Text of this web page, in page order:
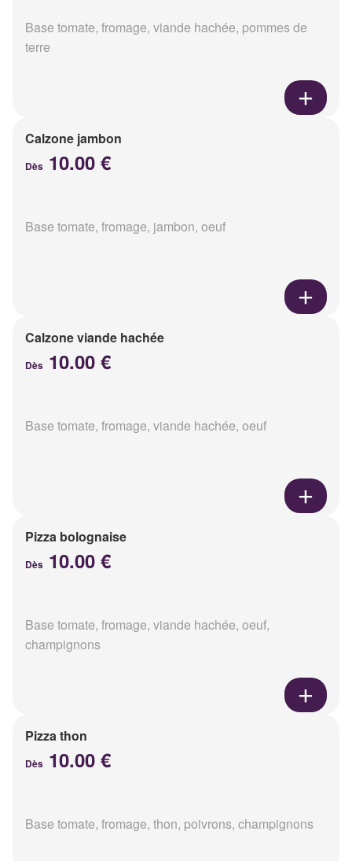
Base tomate, fromage, viande hachée, pommes de
terre
Calzone jambon
Dès 10.00 €
Base tomate, fromage, jambon, oeuf
Calzone viande hachée
Dès 10.00 €
Base tomate, fromage, viande hachée, oeuf
Pizza bolognaise
Dès 10.00 €
Base tomate, fromage, viande hachée, oeuf,
champignons
Pizza thon
Dès 10.00 €
Base tomate, fromage, thon, poivrons, champignons